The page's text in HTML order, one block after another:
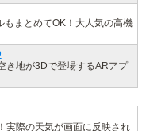
まとめてOK！大人気の高機
き地が3Dで登場するARアプ
実際の天気が画面に反映され